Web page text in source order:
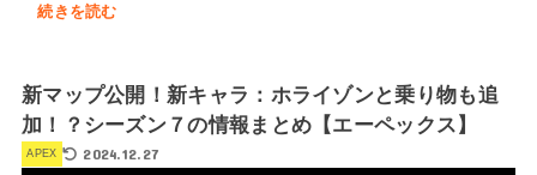
続きを読む
新マップ公開！新キャラ：ホライゾンと乗り物も追
加！？シーズン７の情報まとめ【エーペックス】
APEX 2024.12.27